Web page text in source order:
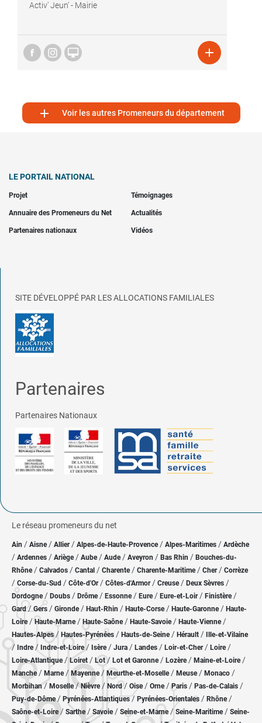
Activ' Jeun' - Mairie
 
 Voir les autres Promeneurs du département
LE PORTAIL NATIONAL
Projet Témoignages
Annuaire des Promeneurs du Net Actualités
Partenaires nationaux Vidéos
SITE DÉVELOPPÉ PAR LES ALLOCATIONS FAMILIALES
Partenaires
Partenaires Nationaux
Le réseau promeneurs du net
Ain / Aisne/ Allier/ Alpes-de-Haute-Provence / Alpes-Maritimes / Ardèche
/ Ardennes / Ariège/ Aube/ Aude / Aveyron / Bas Rhin / Bouches-du-
Rhône/ Calvados / Cantal / Charente / Charente-Maritime/ Cher / Corrèze
/ Corse-du-Sud / Côte-d'Or / Côtes-d'Armor/ Creuse/ Deux Sèvres /
Dordogne/ Doubs / Drôme/ Essonne / Eure/ Eure-et-Loir / Finistère/
Gard/Gers / Gironde/ Haut-Rhin / Haute-Corse/ Haute-Garonne/ Haute-
Loire/Haute-Marne/ Haute-Saône/ Haute-Savoie/ Haute-Vienne/
Hautes-Alpes/ Hautes-Pyrénées / Hauts-de-Seine/ Hérault / Ille-et-Vilaine
/ Indre/ Indre-et-Loire/ Isère/ Jura / Landes / Loir-et-Cher/ Loire/
Loire-Atlantique/ Loiret / Lot/ Lot et Garonne/ Lozère / Maine-et-Loire/
Manche/ Marne/ Mayenne/ Meurthe-et-Moselle/ Meuse/ Monaco /
Morbihan/ Moselle/ Nièvre / Nord/ Oise / Orne/Paris / Pas-de-Calais /
Puy-de-Dôme/ Pyrénées-Atlantiques / Pyrénées-Orientales / Rhône/
Saône-et-Loire/ Sarthe/ Savoie/ Seine-et-Marne/ Seine-Maritime/ Seine-